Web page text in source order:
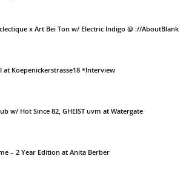
x Art Bei Ton w/ Electric Indigo @ ://AboutBlank
at Koepenickerstrasse18 *Interview
w/ Hot Since 82, GHEIST uvm at Watergate
– 2 Year Edition at Anita Berber